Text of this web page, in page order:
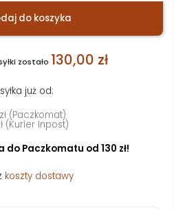
do koszyka
zostało 130,00 zł
już od:
(Paczkomat)
(Kurier Inpost)
Paczkomatu od 130 zł!
koszty dostawy